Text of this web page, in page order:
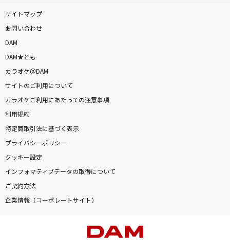
サイトマップ
お問い合わせ
DAM
DAM★とも
カラオケ＠DAM
サイトのご利用について
カラオケご利用にあたっての注意事項
利用規約
特定商取引法に基づく表示
プライバシーポリシー
クッキー設定
インフォマティブデータの取得について
ご契約方法
企業情報（コーポレートサイト）